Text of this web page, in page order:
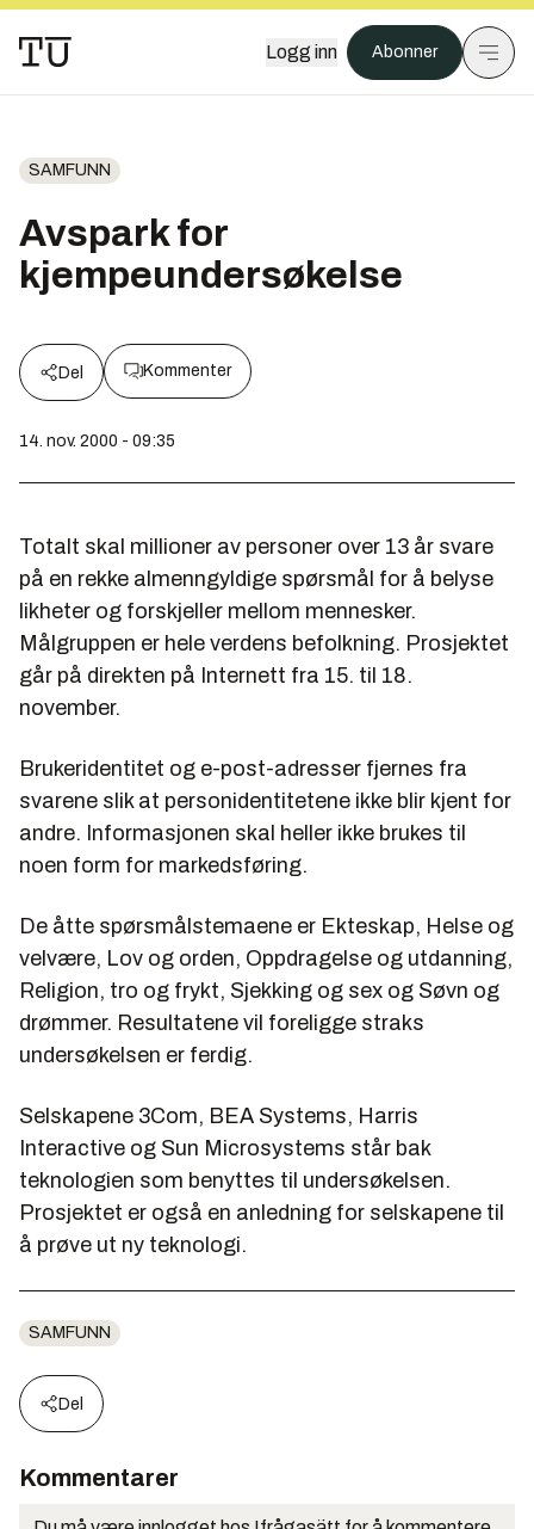
Logg inn Abonner
SAMFUNN
Avspark for
kjempeundersøkelse
Del Kommenter
14. nov. 2000 - 09:35
Totalt skal millioner av personer over 13 år svare
på en rekke almenngyldige spørsmål for å belyse
likheter og forskjeller mellom mennesker.
Målgruppen er hele verdens befolkning. Prosjektet
går på direkten på Internett fra 15. til 18.
november.
Brukeridentitet og e-post-adresser fjernes fra
svarene slik at personidentitetene ikke blir kjent for
andre. Informasjonen skal heller ikke brukes til
noen form for markedsføring.
De åtte spørsmålstemaene er Ekteskap, Helse og
velvære, Lov og orden, Oppdragelse og utdanning,
Religion, tro og frykt, Sjekking og sex og Søvn og
drømmer. Resultatene vil foreligge straks
undersøkelsen er ferdig.
Selskapene 3Com, BEA Systems, Harris
Interactive og Sun Microsystems står bak
teknologien som benyttes til undersøkelsen.
Prosjektet er også en anledning for selskapene til
å prøve ut ny teknologi.
SAMFUNN
Del
Kommentarer